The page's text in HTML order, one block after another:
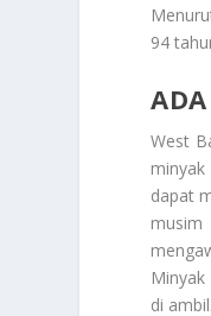
94
West
dapat
musim
Minyak
di ambil.